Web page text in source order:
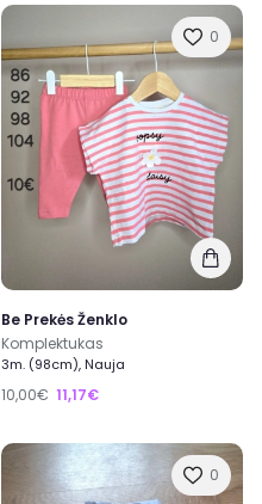
0
Be Prekės Ženklo
Komplektukas
3m. (98cm), Nauja
10,00€ 11,17€
0